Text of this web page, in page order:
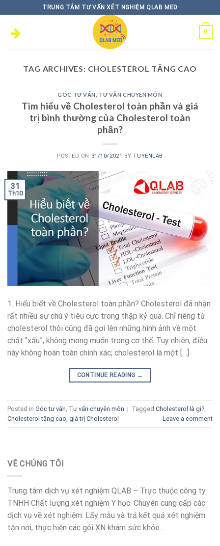
to
content
TRUNG TÂM TƯ VẤN XÉT NGHIỆM QLAB MED
0
TAG ARCHIVES: CHOLESTEROL TĂNG CAO
GÓC TƯ VẤN TƯ VẤN CHUYÊN MÔN
Tìm hiểu về Cholesterol toàn phần và giá
trị bình thường của Cholesterol toàn
phần?
POSTED ON 31/10/2021 BYTUYENLAB
31
Th10
1. Hiểu biết về Cholesterol toàn phần? Cholesterol đã nhận
rất nhiều sự chú ý tiêu cực trong thập kỷ qua. Chỉ riêng từ
cholesterol thôi cũng đã gợi lên những hình ảnh về một
chất “xấu”, không mong muốn trong cơ thể. Tuy nhiên, điều
này không hoàn toàn chính xác; cholesterol là một […]
CONTINUE READING →
Posted in Góc tư vấn Tư vấn chuyên môn | Tagged Cholesterol là gì?
Cholesterol tăng cao giá trị Cholesterol Leave a comment
VÊ CHÚNG TÔI
Trung tâm dịch vụ xét nghiệm QLAB – Trực thuộc công ty
TNHH Chất lượng xét nghiệm Y học. Chuyên cung cấp các
dịch vụ về xét nghiệm: Lấy mẫu và trả kết quả xét nghiệm
tận nơi, thực hiện các gói XN khám sức khỏe…